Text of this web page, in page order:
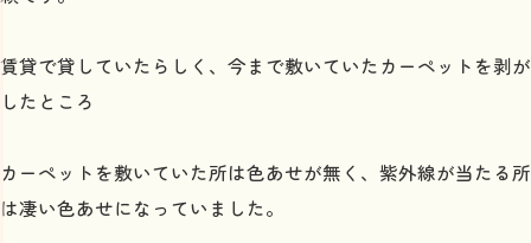
賃貸で貸していたらしく、今まで敷いていたカーペットを剥が
したところ
カーペットを敷いていた所は色あせが無く、紫外線が当たる所
は凄い色あせになっていました。